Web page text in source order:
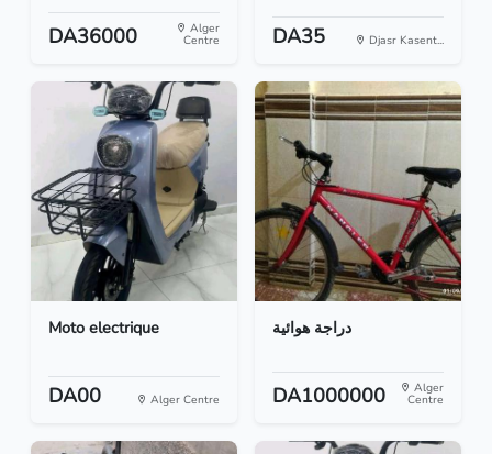
DA36000 Alger
Centre DA35 Djasr Kasent...
Moto electrique
DA00 Alger Centre
دراجة هوائية
DA1000000 Alger
Centre